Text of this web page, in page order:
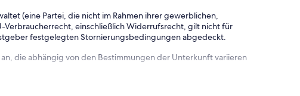
(eine Partei, die nicht im Rahmen ihrer gewerblichen,
einschließlich Widerrufsrecht, gilt nicht für
festgelegten Stornierungsbedingungen abgedeckt.
die abhängig von den Bestimmungen der Unterkunft variieren